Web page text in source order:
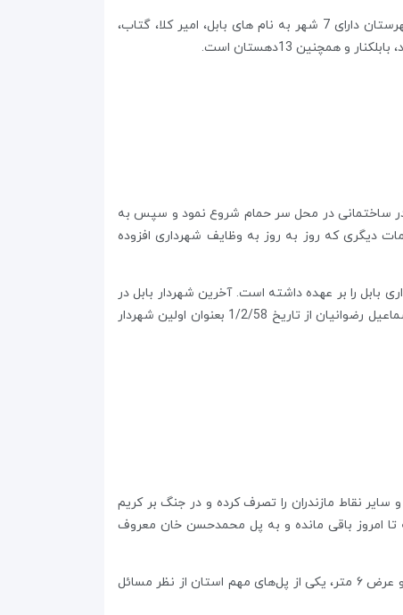
بابل یکی از شهرستان های استان مازندران است که با 1431 کیلومتر مربع مساحت، در قسمت مرکزی استان واقع است. این شهرستان دارای 7 شهر به نام های بابل، امیر کلا، گتاب،
خود را در ساختمانی در محل سر حمام شروع نمود و سپس به
ها و خدمات دیگری که روز به روز به وظایف شهرداری افزوده
خطیر شهرداری بابل را بر عهده داشته است. آخرین شهردار بابل در
دوران طاغوت عباس آمین بوده که بمدت 2 ماه مسئولیت شهرداری بابل را از تاریخ 11/5/57 تا 11/7/57 بر عهده داشته است. اسماعیل رضوانیان از تاریخ 1/2/58 بعنوان اولین شهردار
بابل فعلی) و سایر نقاط مازندران را تصرف کرده و در جنگ بر کریم
رودخانه بابل پل بزرگی احداث کرد که تا امروز باقی مانده و به پل محمدحسن خان معروف
این پل دارای هفت چشمه (طاق) اصلی و دو چشمه فرعی است که ارتفاع آن از بستر رودخانه ۱۱ متر است. این پل با طول ۱۴۰ متر و عرض ۶ متر، یکی از پل‌های مهم استان از نظر مسائل